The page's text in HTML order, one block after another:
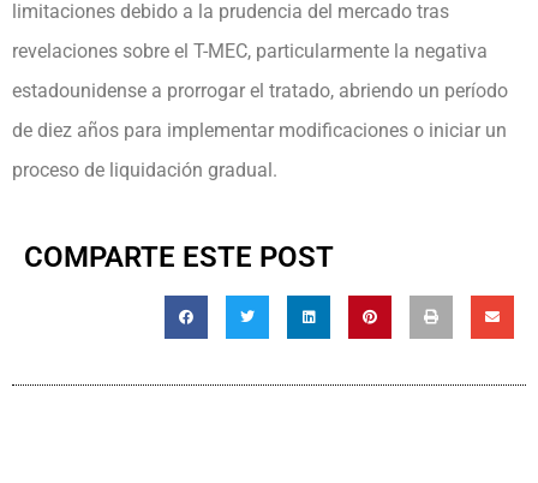
limitaciones debido a la prudencia del mercado tras
revelaciones sobre el T-MEC, particularmente la negativa
estadounidense a prorrogar el tratado, abriendo un período
de diez años para implementar modificaciones o iniciar un
proceso de liquidación gradual.
COMPARTE ESTE POST